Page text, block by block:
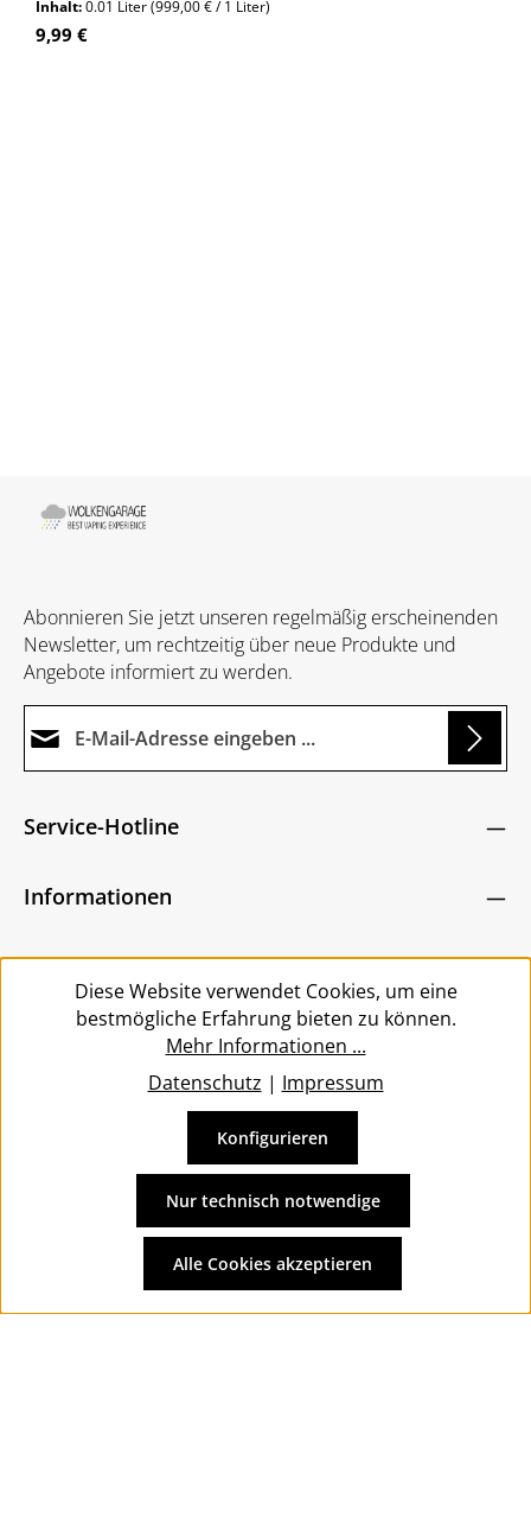
Inhalt:0.01 Liter(999,00 € / 1 Liter)
Regulärer Preis:
9,99 €
Abonnieren Sie jetzt unseren regelmäßig erscheinenden
Newsletter, um rechtzeitig über neue Produkte und
Angebote informiert zu werden.
Ich habe dieDatenschutzbestimmungen
bin mit ihnen einverstanden.
Zeichen ein*
Die mit einem Stern (*) markierten Felder sind
Service-Hotline
Informationen
Service
Vertrag widerrufen
und ggf. Nachnahmegebühren, wenn nicht anders
angegeben.
Diese Website verwendet Cookies, um eine
bestmögliche Erfahrung bieten zu können.
Mehr Informationen ...
Datenschutz | Impressum
Nur technisch notwendige
Konfigurieren
Alle Cookies akzeptieren